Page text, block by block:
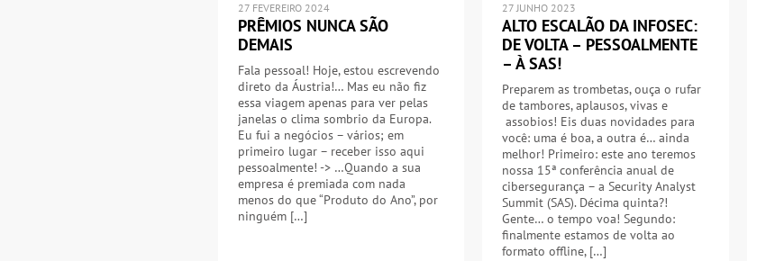
27 FEVEREIRO 2024
PRÊMIOS NUNCA SÃO
DEMAIS
Fala pessoal! Hoje, estou escrevendo
direto da Áustria!… Mas eu não fiz
essa viagem apenas para ver pelas
janelas o clima sombrio da Europa.
Eu fui a negócios – vários; em
primeiro lugar – receber isso aqui
pessoalmente! -> …Quando a sua
empresa é premiada com nada
menos do que “Produto do Ano”, por
ninguém […]
27 JUNHO 2023
ALTO ESCALÃO DA INFOSEC:
DE VOLTA – PESSOALMENTE
– À SAS!
Preparem as trombetas, ouça o rufar
de tambores, aplausos, vivas e
assobios! Eis duas novidades para
você: uma é boa, a outra é… ainda
melhor! Primeiro: este ano teremos
nossa 15ª conferência anual de
cibersegurança – a Security Analyst
Summit (SAS). Décima quinta?!
Gente… o tempo voa! Segundo:
finalmente estamos de volta ao
formato offline, […]